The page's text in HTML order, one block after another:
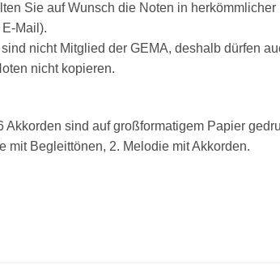
Sie auf Wunsch die Noten in herkömmlicher
Mail).
nicht Mitglied der GEMA, deshalb dürfen
nicht kopieren.
sind auf großformatigem Papier
Begleittönen, 2. Melodie mit Akkorden.